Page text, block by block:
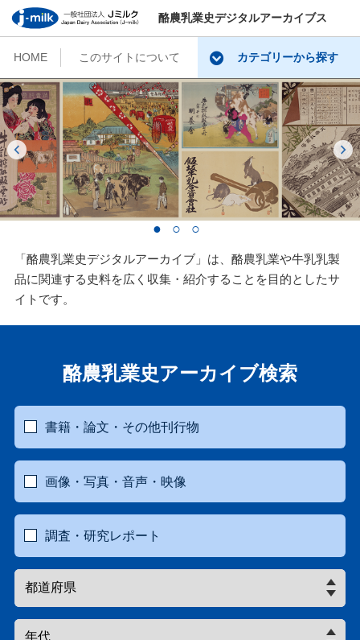
酪農乳業史デジタルアーカイブス
HOME このサイトについて カテゴリーから探す
「酪農乳業史デジタルアーカイブ」は、酪農乳業や牛乳乳製
品に関連する史料を広く収集・紹介することを目的としたサ
イトです。
酪農乳業史アーカイブ検索
書籍・論文・その他刊行物
画像・写真・音声・映像
調査・研究レポート